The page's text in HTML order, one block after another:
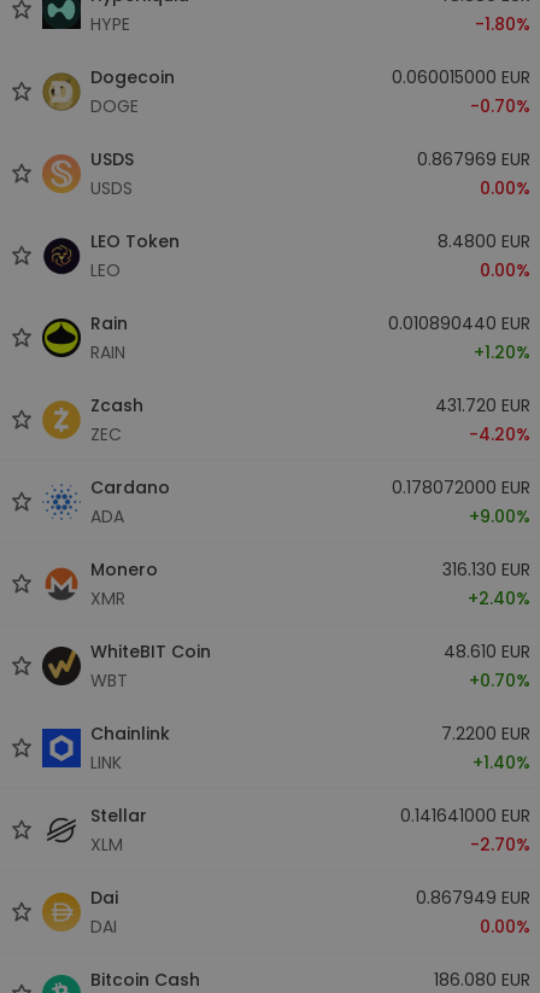
HYPE
-1.80%
Dogecoin
DOGE
0.060015000 EUR
-0.70%
USDS
USDS
0.867969 EUR
0.00%
LEO Token
LEO
8.4800 EUR
0.00%
Rain
RAIN
0.010890440 EUR
+1.20%
Zcash
ZEC
431.720 EUR
-4.20%
Cardano
ADA
0.178072000 EUR
+9.00%
Monero
XMR
316.130 EUR
+2.40%
WhiteBIT Coin
WBT
48.610 EUR
+0.70%
Chainlink
LINK
7.2200 EUR
+1.40%
Stellar
XLM
0.141641000 EUR
-2.70%
Dai
DAI
0.867949 EUR
0.00%
Bitcoin Cash
186.080 EUR